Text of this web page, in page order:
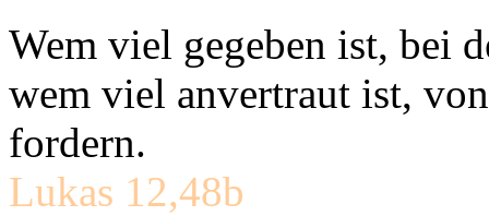
Wem viel gegeben ist, bei
wem viel anvertraut ist,
fordern.
Lukas 12,48b